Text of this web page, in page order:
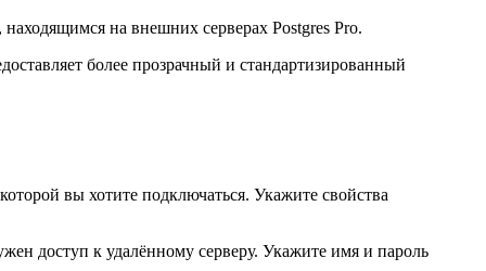
на внешних серверах Postgres Pro.
более прозрачный и стандартизированный
вы хотите подключаться. Укажите свойства
доступ к удалённому серверу. Укажите имя и пароль